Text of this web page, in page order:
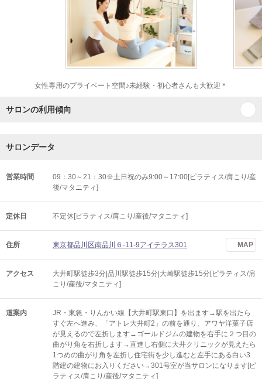
女性専用のプライベート空間♪未経験・初心者さんも大歓迎＊
サロンの利用傾向
サロンデータ
営業時間
09：30～21：30※土日祝のみ9:00～17:00[ピラティス/肩こり/産
後/マタニティ]
定休日 不定休[ピラティス/肩こり/産後/マタニティ]
住所 東京都品川区南品川６-11-9アイテラス301 MAP
アクセス
大井町駅徒歩3分|品川駅徒歩15分|大崎駅徒歩15分[ピラティス/肩
こり/産後/マタニティ]
道案内
JR・東急・りんかい線【大井町駅東口】を出ます→駅を出たら
すぐ左へ進み、「アトレ大井町2」の前を通り、アワヤ洋菓子店
が見えるので左折します→ゴールドジムの建物を右手に２つ目の
曲がり角を右折します→直進し右側に大井クリニックが見えたら
1つめの曲がり角を左折し住宅街を少し進むと左手にある白い3
階建の建物にお入りください→301号室が当サロンになります[ピ
ラティス/肩こり/産後/マタニティ]